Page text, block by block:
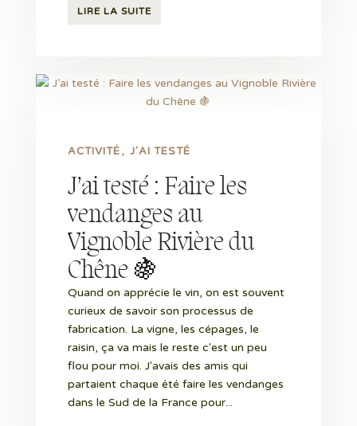
LIRE LA SUITE
J’ai testé : Faire les
vendanges au
Vignoble Rivière du
Chêne 🍇
ACTIVITÉ J'AI TESTÉ
Quand on apprécie le vin, on est souvent
curieux de savoir son processus de
fabrication. La vigne, les cépages, le
raisin, ça va mais le reste c'est un peu
flou pour moi. J'avais des amis qui
partaient chaque été faire les vendanges
dans le Sud de la France pour...